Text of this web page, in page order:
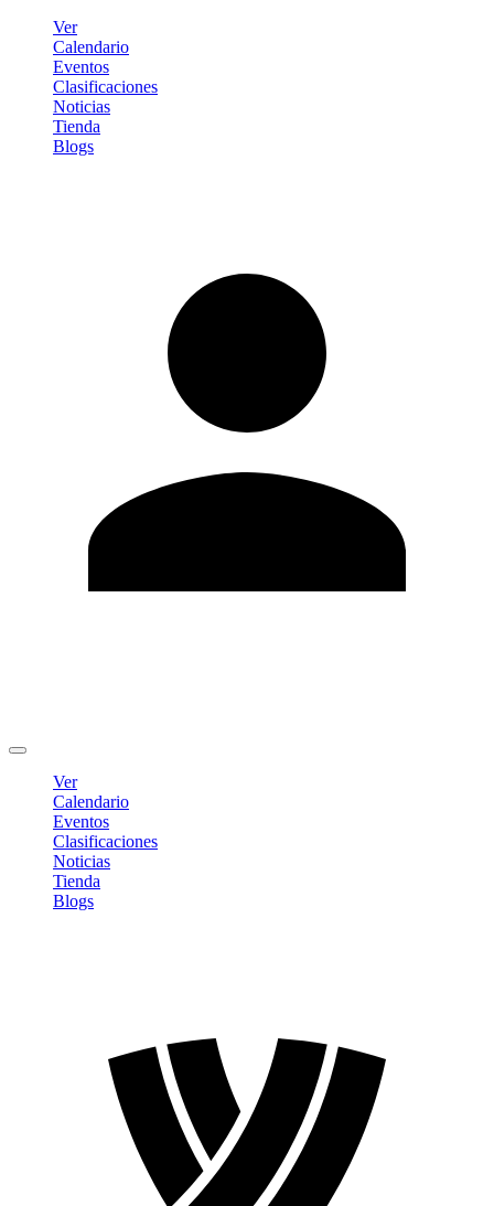
Ver
Calendario
Eventos
Clasificaciones
Noticias
Tienda
Blogs
Ver
Calendario
Eventos
Clasificaciones
Noticias
Tienda
Blogs